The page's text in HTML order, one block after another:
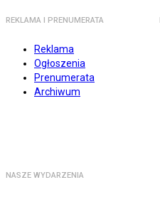
REKLAMA I PRENUMERATA
Reklama
Ogłoszenia
Prenumerata
Archiwum
NASZE WYDARZENIA